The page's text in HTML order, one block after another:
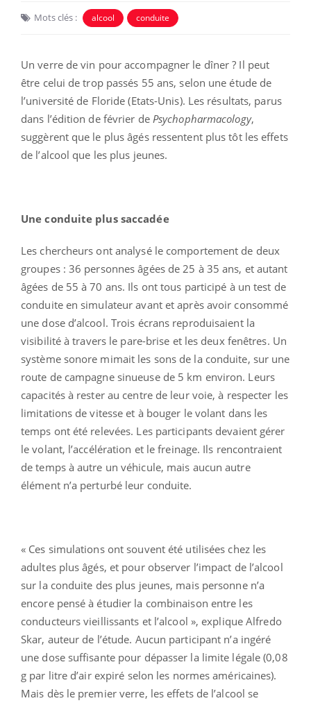
Mots clés : alcool conduite
Un verre de vin pour accompagner le dîner ? Il peut
être celui de trop passés 55 ans, selon une étude de
l’université de Floride (Etats-Unis). Les résultats, parus
dans l’édition de février de Psychopharmacology,
suggèrent que le plus âgés ressentent plus tôt les effets
de l’alcool que les plus jeunes.
Une conduite plus saccadée
Les chercheurs ont analysé le comportement de deux
groupes : 36 personnes âgées de 25 à 35 ans, et autant
âgées de 55 à 70 ans. Ils ont tous participé à un test de
conduite en simulateur avant et après avoir consommé
une dose d’alcool. Trois écrans reproduisaient la
visibilité à travers le pare-brise et les deux fenêtres. Un
système sonore mimait les sons de la conduite, sur une
route de campagne sinueuse de 5 km environ. Leurs
capacités à rester au centre de leur voie, à respecter les
limitations de vitesse et à bouger le volant dans les
temps ont été relevées. Les participants devaient gérer
le volant, l’accélération et le freinage. Ils rencontraient
de temps à autre un véhicule, mais aucun autre
élément n’a perturbé leur conduite.
« Ces simulations ont souvent été utilisées chez les
adultes plus âgés, et pour observer l’impact de l’alcool
sur la conduite des plus jeunes, mais personne n’a
encore pensé à étudier la combinaison entre les
conducteurs vieillissants et l’alcool », explique Alfredo
Skar, auteur de l’étude. Aucun participant n’a ingéré
une dose suffisante pour dépasser la limite légale (0,08
g par litre d’air expiré selon les normes américaines).
Mais dès le premier verre, les effets de l’alcool se